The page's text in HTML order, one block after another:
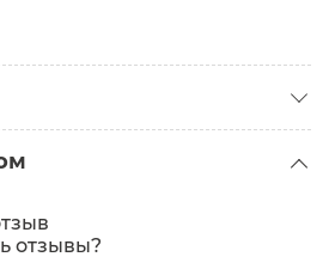
отзывы?